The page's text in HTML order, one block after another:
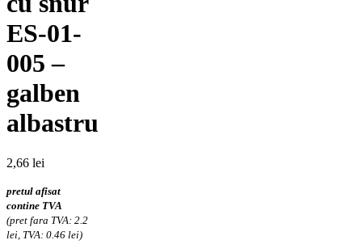
ES-01-
005 –
galben
albastru
2,66 lei
pretul afisat
contine TVA
(pret fara TVA: 2.2
lei, TVA: 0.46 lei)